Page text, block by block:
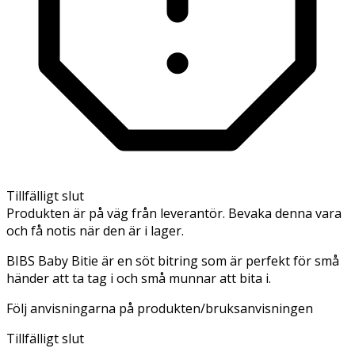
Tillfälligt slut
Produkten är på väg från leverantör. Bevaka denna vara
och få notis när den är i lager.
BIBS Baby Bitie är en söt bitring som är perfekt för små
händer att ta tag i och små munnar att bita i.
Följ anvisningarna på produkten/bruksanvisningen
Tillfälligt slut